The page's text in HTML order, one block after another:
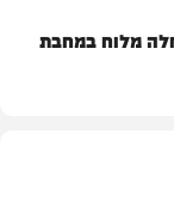
מלוח במחבת